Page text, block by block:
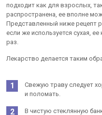
подходит как для взрослых,
распространена, ее вполне
Представленный ниже рецепт
если же используется сухая,
раз.
Лекарство делается таким
Свежую траву следует
и поломать.
В чистую стеклянную